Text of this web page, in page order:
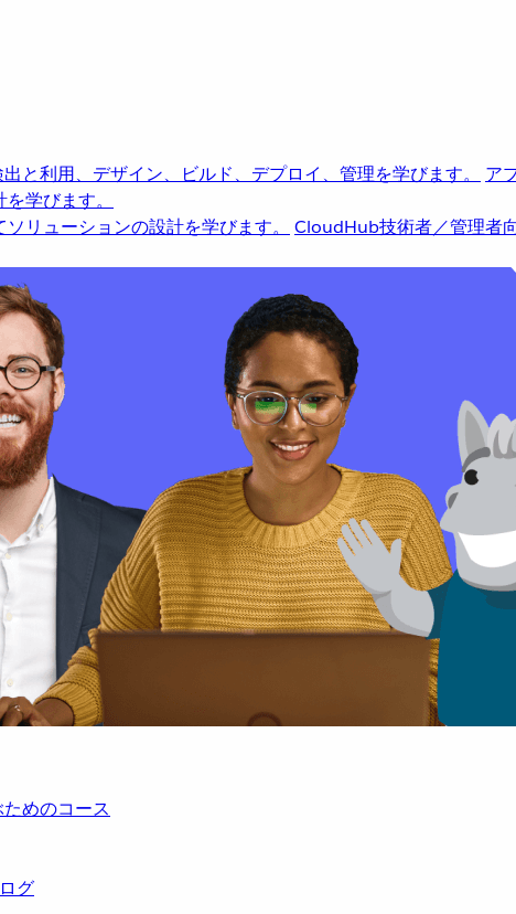
と利用、デザイン、ビルド、デプロイ、管理を学びます。 ア
学びます。
リューションの設計を学びます。 CloudHub技術者／管理者
めのコース
グ